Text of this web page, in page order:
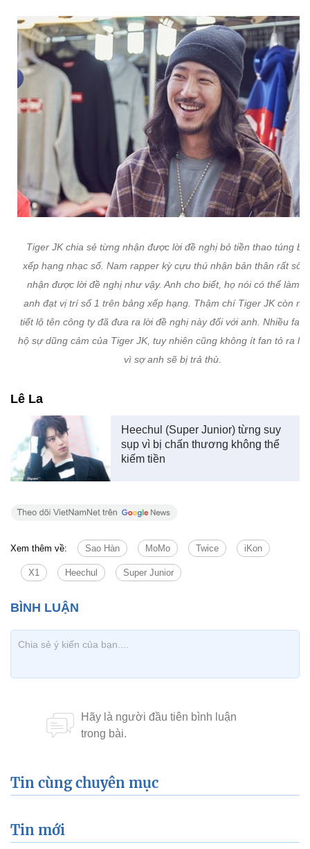
Tiger JK chia sẻ từng nhận được lời đề nghị bỏ tiền thao túng
xếp hạng nhạc số. Nam rapper kỳ cựu thú nhận bản thân rất sốc
nhận được lời đề nghị như vậy. Anh cho biết, họ nói có thể làm
anh đạt vị trí số 1 trên bảng xếp hạng. Thậm chí Tiger JK còn
tiết lộ tên công ty đã đưa ra lời đề nghị này đối với anh. Nhiều fan
hộ sự dũng cảm của Tiger JK, tuy nhiên cũng không ít fan tỏ ra lo
vì sợ anh sẽ bị trả thù.
Lê La
Heechul (Super Junior) từng suy
sụp vì bị chấn thương không thể
kiếm tiền
Xem thêm về: Sao Hàn MoMo Twice iKon
X1 Heechul Super Junior
Tin cùng chuyên mục
Tin mới